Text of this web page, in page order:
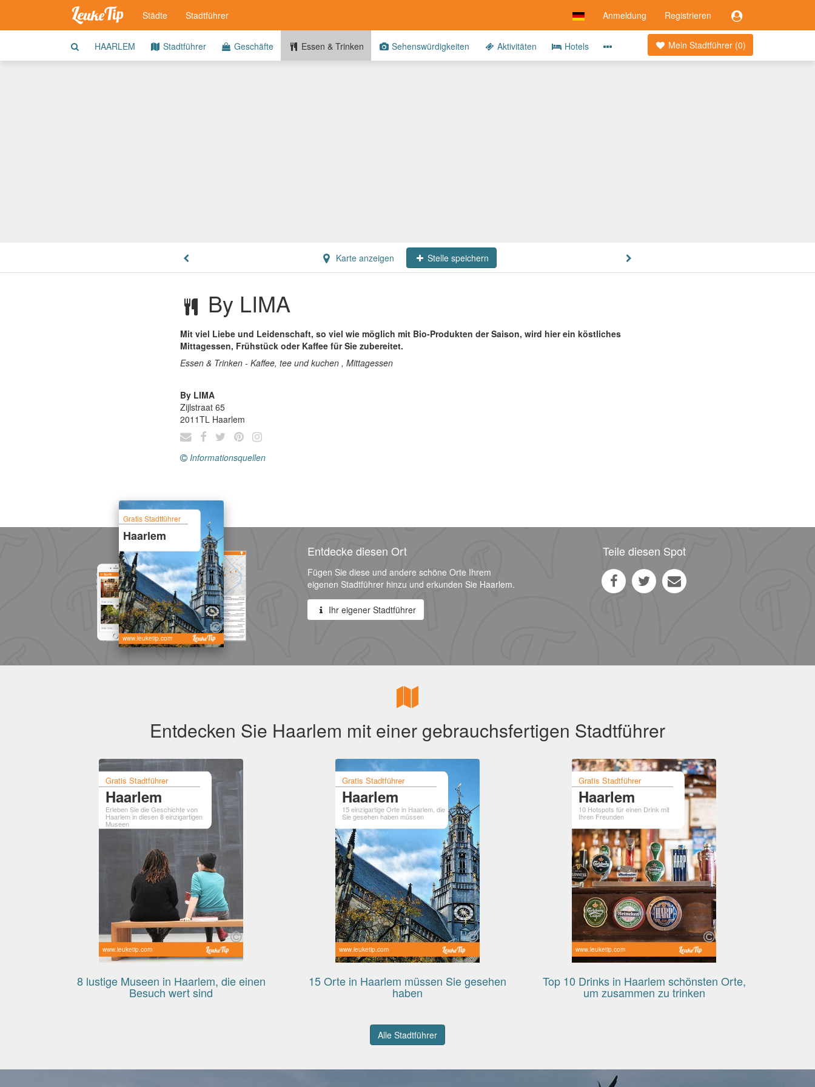
Anmeldung Registrieren
Städte Stadtführer
Mein Stadtführer (0)
HAARLEM Stadtführer Geschäfte Essen & Trinken Sehenswürdigkeiten Aktivitäten Hotels
Karte anzeigen Stelle speichern
By LIMA
Mit viel Liebe und Leidenschaft, so viel wie möglich mit Bio-Produkten der Saison, wird hier ein köstliches
Mittagessen, Frühstück oder Kaffee für Sie zubereitet.
Essen & Trinken - Kaffee, tee und kuchen , Mittagessen
By LIMA
Zijlstraat 65
2011TL Haarlem
Informationsquellen
Gratis Stadtführer
Haarlem
www.leuketip.com
Entdecke diesen Ort
Fügen Sie diese und andere schöne Orte Ihrem
eigenen Stadtführer hinzu und erkunden Sie Haarlem.
Ihr eigener Stadtführer
Teile diesen Spot
Entdecken Sie Haarlem mit einer gebrauchsfertigen Stadtführer
Gratis Stadtführer
Haarlem
Erleben Sie die Geschichte von
Haarlem in diesen 8 einzigartigen
Museen
www.leuketip.com
8 lustige Museen in Haarlem, die einen
Besuch wert sind
Gratis Stadtführer
Haarlem
15 einzigartige Orte in Haarlem, die
Sie gesehen haben müssen
www.leuketip.com
15 Orte in Haarlem müssen Sie gesehen
haben
Gratis Stadtführer
Haarlem
10 Hotspots für einen Drink mit
Ihren Freunden
www.leuketip.com
Top 10 Drinks in Haarlem schönsten Orte,
um zusammen zu trinken
Alle Stadtführer